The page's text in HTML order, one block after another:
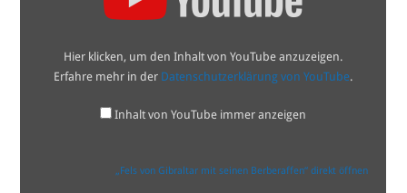
YouTube
anzeigen
Hier klicken, um den Inhalt von YouTube anzuzeigen.
Erfahre mehr in der Datenschutzerklärung von YouTube.
Inhalt von YouTube immer anzeigen
„Fels von Gibraltar mit seinen Berberaffen“ direkt öffnen